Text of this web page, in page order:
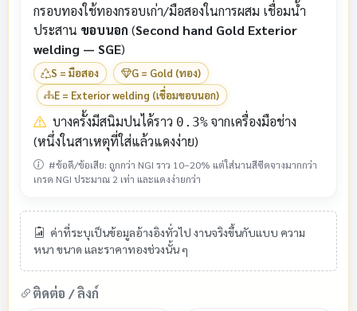
กรอบทองใช้ทองกรอบเก่า/มือสองในการผสม เชื่อมน้ำ
ประสาน ขอบนอก (Second hand Gold Exterior
welding — SGE)
S = มือสอง
G = Gold (ทอง)
E = Exterior welding (เชื่อมขอบนอก)
บางครั้งมีสนิมปนได้ราว 0.3%จากเครื่องมือช่าง
(หนึ่งในสาเหตุที่ใส่แล้วแดงง่าย)
#ข้อดี/ข้อเสีย: ถูกกว่า NGI ราว 10–20% แต่ใส่นานสีซีดจางมากกว่า
เกรด NGI ประมาณ 2 เท่า และแดงง่ายกว่า
ค่าที่ระบุเป็นข้อมูลอ้างอิงทั่วไป งานจริงขึ้นกับแบบ ความ
หนา ขนาด และราคาทองช่วงนั้น ๆ
ติดต่อ / ลิงก์